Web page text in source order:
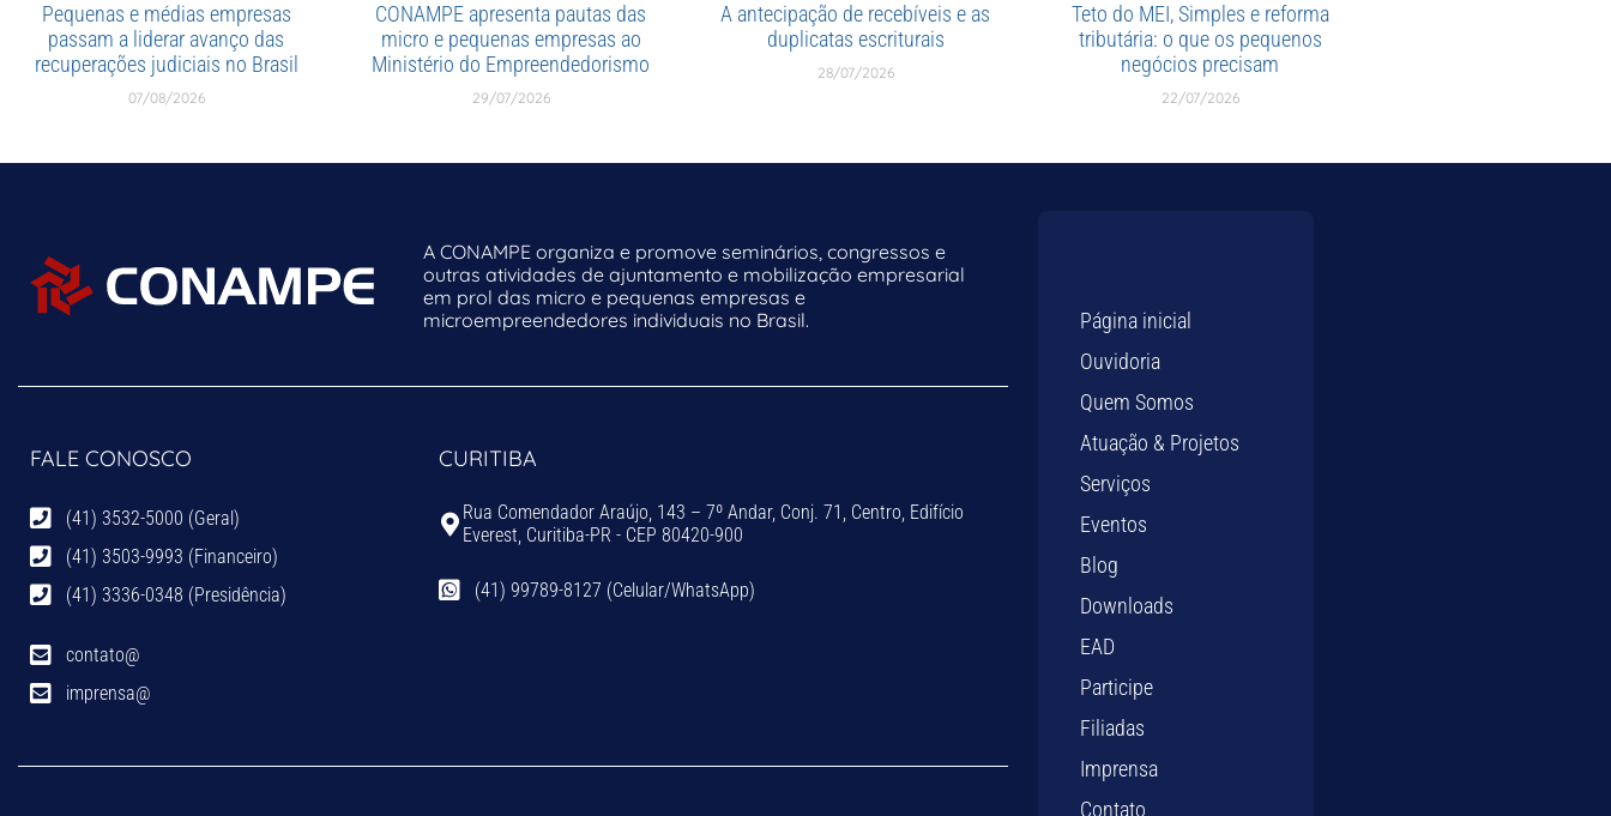
Pequenas e médias empresas
passam a liderar avanço das
recuperações judiciais no Brasil
07/08/2026
CONAMPE apresenta pautas das
micro e pequenas empresas ao
Ministério do Empreendedorismo
29/07/2026
A antecipação de recebíveis e as
duplicatas escriturais
28/07/2026
Teto do MEI, Simples e reforma
tributária: o que os pequenos
negócios precisam
22/07/2026
A CONAMPE organiza e promove seminários, congressos e
outras atividades de ajuntamento e mobilização empresarial
em prol das micro e pequenas empresas e
microempreendedores individuais no Brasil.
FALE CONOSCO
(41) 3532-5000 (Geral)
(41) 3503-9993 (Financeiro)
(41) 3336-0348 (Presidência)
contato@
imprensa@
CURITIBA
Rua Comendador Araújo, 143 – 7º Andar, Conj. 71, Centro, Edifício
Everest, Curitiba-PR - CEP 80420-900
(41) 99789-8127 (Celular/WhatsApp)
Página inicial
Ouvidoria
Quem Somos
Atuação & Projetos
Serviços
Eventos
Blog
Downloads
EAD
Participe
Filiadas
Imprensa
Contato